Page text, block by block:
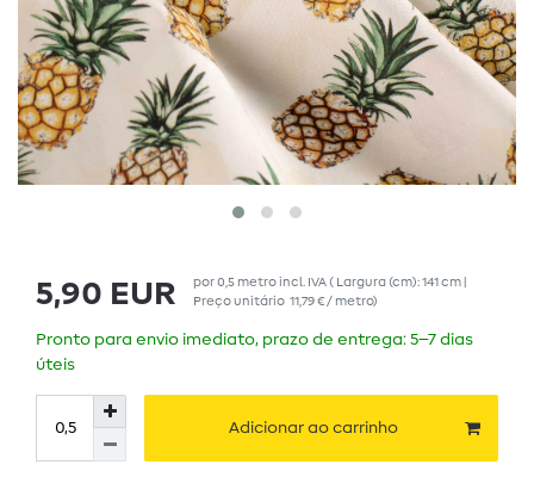
5,90 EUR por0,5 metro incl. IVA( Largura (cm): 141 cm |
Preço unitário 11,79 € / metro)
Pronto para envio imediato, prazo de entrega: 5–7 dias
úteis
Adicionar ao carrinho